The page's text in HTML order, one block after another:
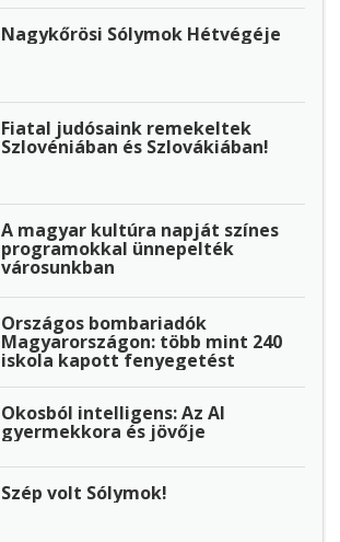
Nagykőrösi Sólymok Hétvégéje
Fiatal judósaink remekeltek
Szlovéniában és Szlovákiában!
A magyar kultúra napját színes
programokkal ünnepelték
városunkban
Országos bombariadók
Magyarországon: több mint 240
iskola kapott fenyegetést
Okosból intelligens: Az AI
gyermekkora és jövője
Szép volt Sólymok!